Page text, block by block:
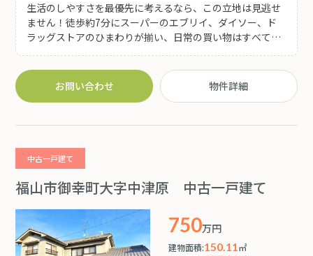
生活のしやすさを最優先に考えるなら、この立地は見逃せ
ません！徒歩約7分にスーパーのエブリイ、ダイソー、ド
ラッグストアのひまわりが揃い、日常の買い物はすべて完
結します(*^^*) 車を持たない方でも、これだけの施設が揃
っていれば安心です♪ 尾道渡船も徒歩13分なので利用して
尾道市街地へもアクセスしやすく、落ち着いたスローライ
フを叶えたい方におすすめの一軒です(*^^*)
お問い合わせ 物件詳細
中古一戸建て
福山市御幸町大字中津原 中古一戸建て
750万円
建物面積:150.11㎡